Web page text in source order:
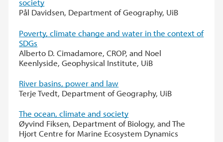
society
Pål Davidsen, Department of Geography, UiB
Poverty, climate change and water in the context of
SDGs
Alberto D. Cimadamore, CROP, and Noel
Keenlyside, Geophysical Institute, UiB
River basins, power and law
Terje Tvedt, Department of Geography, UiB
The ocean, climate and society
Øyvind Fiksen, Department of Biology, and The
Hjort Centre for Marine Ecosystem Dynamics